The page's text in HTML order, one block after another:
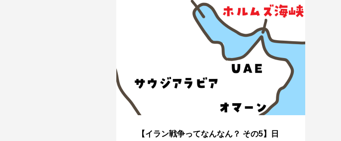
【イラン戦争ってなんなん？ その4】な